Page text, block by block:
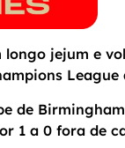
longo jejum e
de
1 a 0 fora de